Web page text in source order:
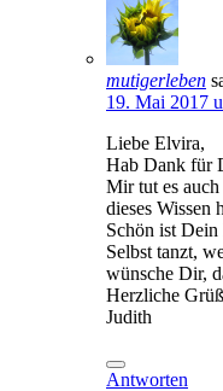
mutigerleben
19. Mai 2017
Liebe Elvira,
Hab Dank für
Mir tut es
dieses Wissen
Schön ist
Selbst tanzt,
wünsche Dir,
Herzliche
Judith
Antworten